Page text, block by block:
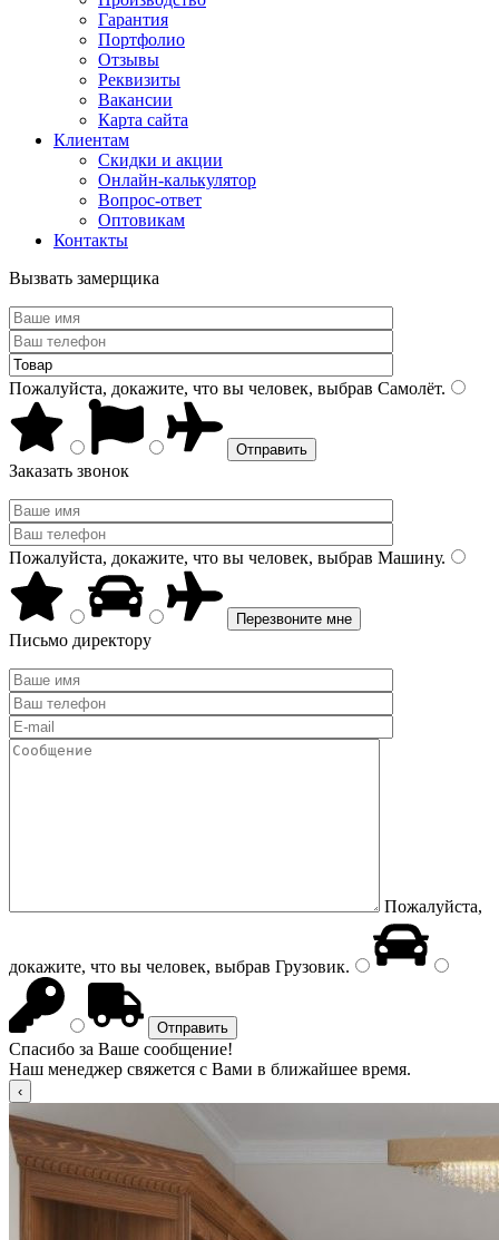
Гарантия
Портфолио
Отзывы
Реквизиты
Вакансии
Карта сайта
Клиентам
Скидки и акции
Онлайн-калькулятор
Вопрос-ответ
Оптовикам
Контакты
Вызвать замерщика
Пожалуйста, докажите, что вы человек, выбрав Самолёт.
Заказать звонок
Пожалуйста, докажите, что вы человек, выбрав Машину.
Письмо директору
Пожалуйста,
докажите, что вы человек, выбрав Грузовик.
Спасибо за Ваше сообщение!
Наш менеджер свяжется с Вами в ближайшее время.